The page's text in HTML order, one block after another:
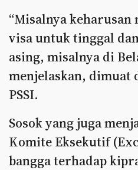
“Misalnya
visa untuk tinggal
asing, misalnya di
menjelaskan, dimuat
PSSI.
Sosok yang juga
Komite Eksekutif
bangga terhadap